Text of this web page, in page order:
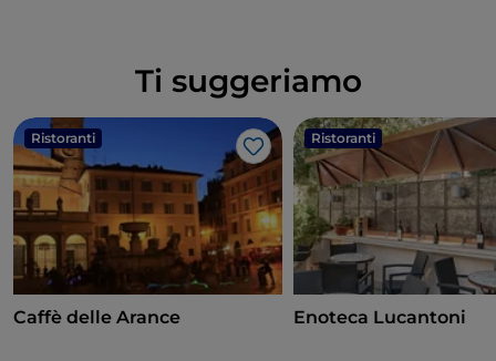
Ti suggeriamo
Ristoranti
Like
Caffè delle Arance
Ristoranti
Enoteca Lucantoni